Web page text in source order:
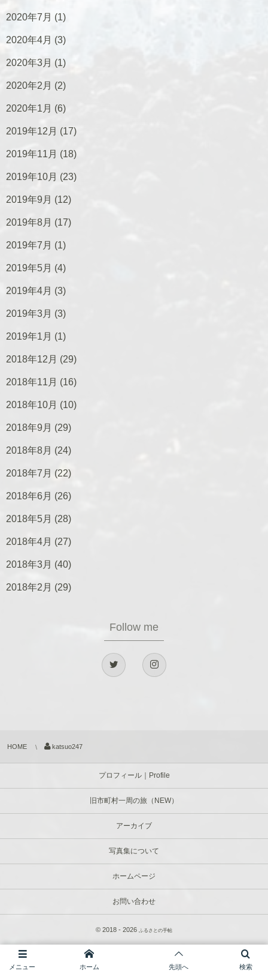
2020年7月 (1)
2020年4月 (3)
2020年3月 (1)
2020年2月 (2)
2020年1月 (6)
2019年12月 (17)
2019年11月 (18)
2019年10月 (23)
2019年9月 (12)
2019年8月 (17)
2019年7月 (1)
2019年5月 (4)
2019年4月 (3)
2019年3月 (3)
2019年1月 (1)
2018年12月 (29)
2018年11月 (16)
2018年10月 (10)
2018年9月 (29)
2018年8月 (24)
2018年7月 (22)
2018年6月 (26)
2018年5月 (28)
2018年4月 (27)
2018年3月 (40)
2018年2月 (29)
Follow me
HOME katsuo247
プロフィール｜Profile
旧市町村一周の旅（NEW）
アーカイブ
写真集について
ホームページ
お問い合わせ
© 2018 - 2026 ふるさとの手帖
メニュー 検索
ホーム 先頭へ